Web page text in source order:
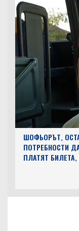
ШОФЬОРЪТ,
ПОТРЕБНОСТИ
ПЛАТЯТ